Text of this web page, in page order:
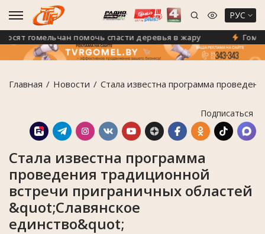
РУС
помочь спасти деревья в жару Гомель
Главная Новости Стала известна программа
Подписаться
Стала известна программа
проведения традиционной
встречи приграничных областей
&quot;Славянское
единство&quot;